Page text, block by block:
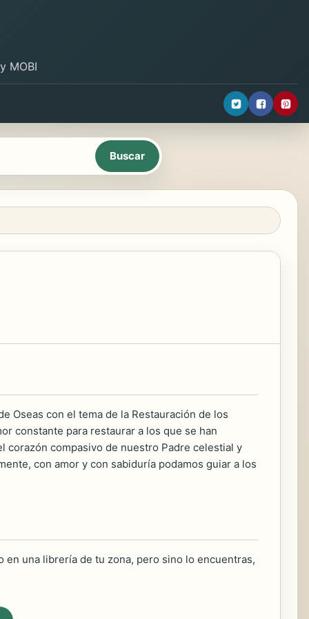
MOBI
Oseas con el tema de la Restauración de los
constante para restaurar a los que se han
corazón compasivo de nuestro Padre celestial y
con amor y con sabiduría podamos guiar a los
una librería de tu zona, pero sino lo encuentras,